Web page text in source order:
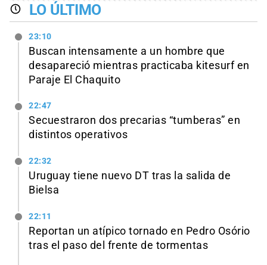
LO ÚLTIMO
23:10
Buscan intensamente a un hombre que
desapareció mientras practicaba kitesurf en
Paraje El Chaquito
22:47
Secuestraron dos precarias “tumberas” en
distintos operativos
22:32
Uruguay tiene nuevo DT tras la salida de
Bielsa
22:11
Reportan un atípico tornado en Pedro Osório
tras el paso del frente de tormentas